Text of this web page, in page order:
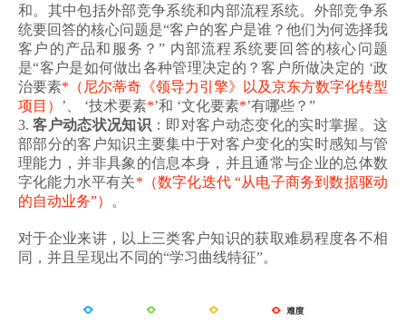
和。其中包括外部竞争系统和内部流程系统。外部竞争系
统要回答的核心问题是“客户的客户是谁？他们为何选择我
客户的产品和服务？” 内部流程系统要回答的核心问题
是“客户是如何做出各种管理决定的？客户所做决定的 ‘政
治要素*（尼尔蒂奇《领导力引擎》以及京东方数字化转型
项目） ’、 ‘技术要素*’和 ‘文化要素*’有哪些？”
3.客户动态状况知识 ：即对客户动态变化的实时掌握。这
部部分的客户知识主要集中于对客户变化的实时感知与管
理能力，并非具象的信息本身，并且通常与企业的总体数
字化能力水平有关*（数字化迭代 “从电子商务到数据驱动
的自动业务”）
。
对于企业来讲，以上三类客户知识的获取难易程度各不相
同，并且呈现出不同的“学习曲线特征”。